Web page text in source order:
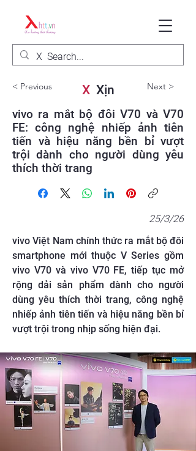
< Previous XXịn Next >
vivo ra mắt bộ đôi V70 và V70
FE: công nghệ nhiếp ảnh tiên
tiến và hiệu năng bền bỉ vượt
trội dành cho người dùng yêu
thích thời trang
25/3/26
vivo Việt Nam chính thức ra mắt bộ đôi
smartphone mới thuộc V Series gồm
vivo V70 và vivo V70 FE, tiếp tục mở
rộng dải sản phẩm dành cho người
dùng yêu thích thời trang, công nghệ
nhiếp ảnh tiên tiến và hiệu năng bền bỉ
vượt trội trong nhịp sống hiện đại.